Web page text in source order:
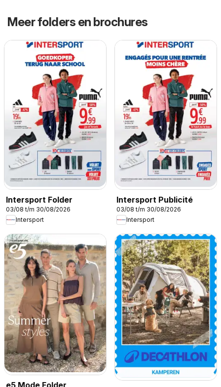
Meer folders en brochures
Intersport Folder
03/08 t/m 30/08/2026
Intersport
Intersport Publicité
03/08 t/m 30/08/2026
Intersport